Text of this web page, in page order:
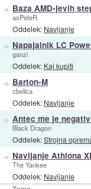
» Baza AMD-jevih
asPeteR
Oddelek: Navijanje
» Napajalnik LC
ganzi
Oddelek: Kaj kupiti
» Barton-M
cbelica
Oddelek: Navijanje
» Antec me je
Black Dragon
Oddelek:Strojna
» Navijanje Athlona
The Yankee
Oddelek: Navijanje